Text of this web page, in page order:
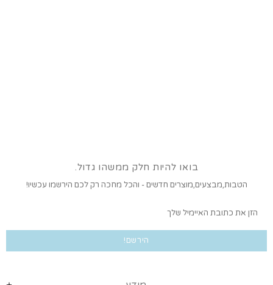
בואו להיות חלק ממשהו גדול.
הטבות,מבצעים,מוצרים חדשים - והכל מחכה רק לכם הירשמו עכשיו!